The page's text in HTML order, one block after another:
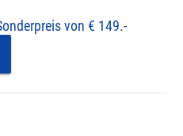
von € 149.-